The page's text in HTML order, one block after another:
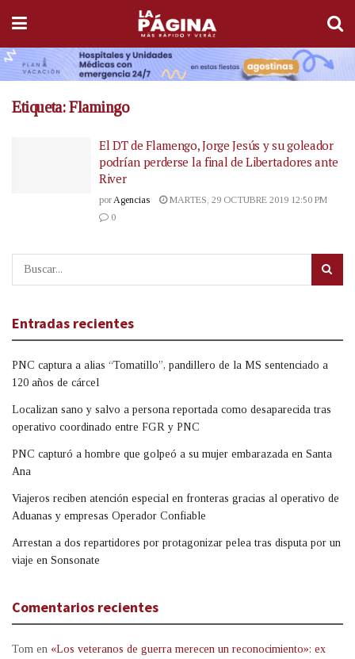
Etiqueta:Flamingo
El DT de Flamengo, Jorge Jesús y su goleador
podrían perderse la final de Libertadores ante
River
por Agencias
MARTES, 29 OCTUBRE 2019 12:50 PM
0
Entradas recientes
PNC captura a alias “Tomatillo”, pandillero de la MS sentenciado a
120 años de cárcel
Localizan sano y salvo a persona reportada como desaparecida tras
operativo coordinado entre FGR y PNC
PNC capturó a hombre que golpeó a su mujer embarazada en Santa
Ana
Viajeros reciben atención especial en fronteras gracias al operativo de
Aduanas y empresas Operador Confiable
Arrestan a dos repartidores por protagonizar pelea tras disputa por un
viaje en Sonsonate
Comentarios recientes
Tom en «Los veteranos de guerra merecen un reconocimiento»: ex